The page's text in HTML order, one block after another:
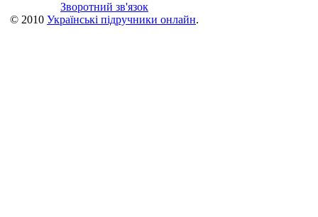
Зворотний зв'язок
© 2010 Українські підручники онлайн.